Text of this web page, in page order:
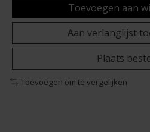
Toevoegen aan
Aan verlanglijst
Plaats
Toevoegen om te vergelijken